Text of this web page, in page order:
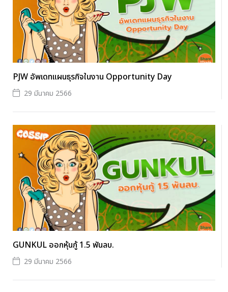
PJW อัพเดทแผนธุรกิจในงาน Opportunity Day
29 มีนาคม 2566
GUNKUL ออกหุ้นกู้ 1.5 พันลบ.
29 มีนาคม 2566